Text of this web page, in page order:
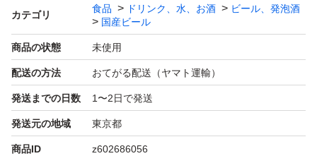
お値下げ不可。
カテゴリ
食品 ドリンク、水、お酒
ビール、発泡酒
国産ビール
商品の状態 未使用
配送の方法 おてがる配送（ヤマト運輸）
発送までの日数 1〜2日で発送
発送元の地域 東京都
商品ID z602686056